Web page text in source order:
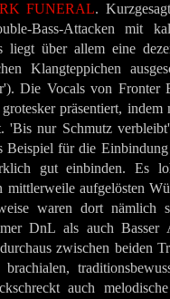
FUNERAL.
Bass-Attacken mit
liegt über allem eine
Klangteppichen
. Die Vocals von Fronter
präsentiert,
'Bis nur Schmutz
Beispiel für die
gut einbinden. Es
aufgelösten
waren dort nämlich
DnL als auch
zwischen beiden
auch